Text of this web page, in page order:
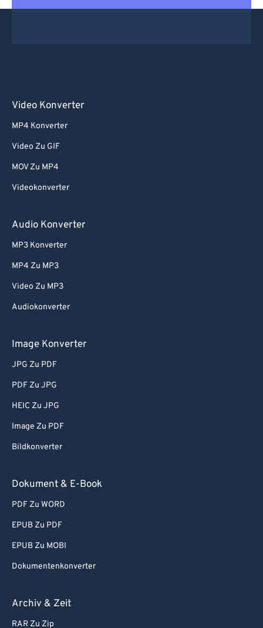
Video Konverter
MP4 Konverter
Video Zu GIF
MOV Zu MP4
Videokonverter
Audio Konverter
MP3 Konverter
MP4 Zu MP3
Video Zu MP3
Audiokonverter
Image Konverter
JPG Zu PDF
PDF Zu JPG
HEIC Zu JPG
Image Zu PDF
Bildkonverter
Dokument & E-Book
PDF Zu WORD
EPUB Zu PDF
EPUB Zu MOBI
Dokumentenkonverter
Archiv & Zeit
RAR Zu Zip